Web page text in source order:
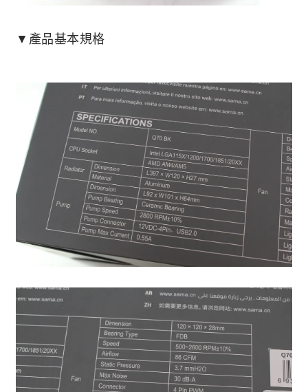
▼產品基本規格